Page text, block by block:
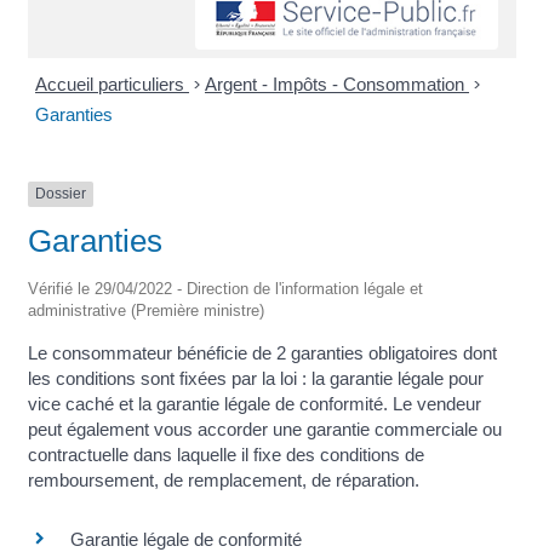
Accueil particuliers > Argent - Impôts - Consommation >
Garanties
Dossier
Garanties
Vérifié le 29/04/2022 - Direction de l'information légale et
administrative (Première ministre)
Le consommateur bénéficie de 2 garanties obligatoires dont
les conditions sont fixées par la loi : la garantie légale pour
vice caché et la garantie légale de conformité. Le vendeur
peut également vous accorder une garantie commerciale ou
contractuelle dans laquelle il fixe des conditions de
remboursement, de remplacement, de réparation.
Garantie légale de conformité